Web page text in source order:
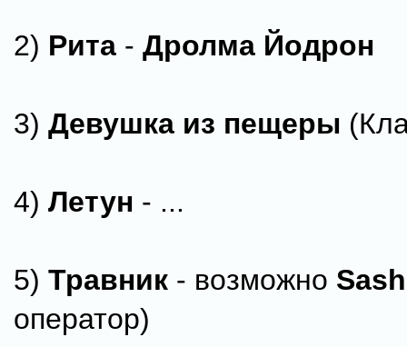
2) Рита - Дролма Йодрон
3) Девушка из пещеры
4) Летун - ...
5) Травник - возможно
оператор)